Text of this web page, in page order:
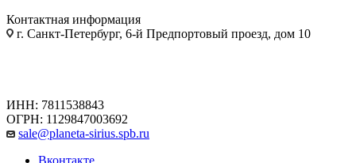
Контактная информация
г. Санкт-Петербург, 6-й Предпортовый проезд, дом 10
ИНН: 7811538843
ОГРН: 1129847003692
sale@planeta-sirius.spb.ru
Вконтакте